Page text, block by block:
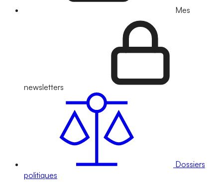
Mes
newsletters
Dossiers
politiques